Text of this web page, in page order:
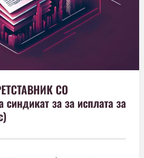
СО
за за исплата за